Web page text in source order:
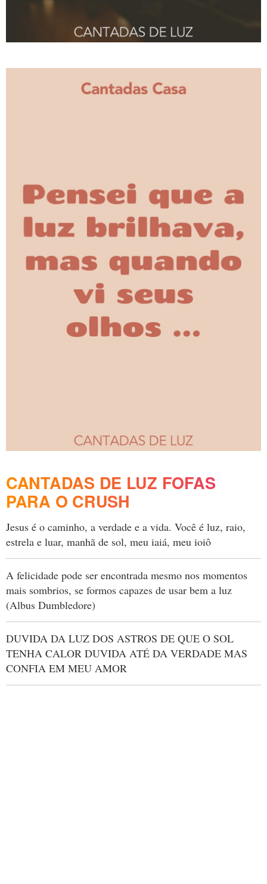
CANTADAS DE LUZ FOFAS
PARA O CRUSH
Jesus é o caminho, a verdade e a vida. Você é luz, raio,
estrela e luar, manhã de sol, meu iaiá, meu ioiô
A felicidade pode ser encontrada mesmo nos momentos
mais sombrios, se formos capazes de usar bem a luz
(Albus Dumbledore)
DUVIDA DA LUZ DOS ASTROS DE QUE O SOL
TENHA CALOR DUVIDA ATÉ DA VERDADE MAS
CONFIA EM MEU AMOR